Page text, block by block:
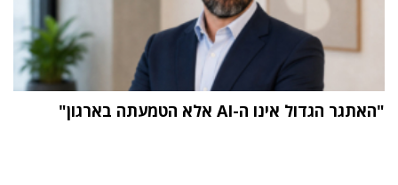
"האתגר הגדול אינו ה-AI אלא הטמעתה בארגון"